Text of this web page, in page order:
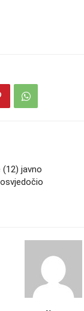
(12) javno